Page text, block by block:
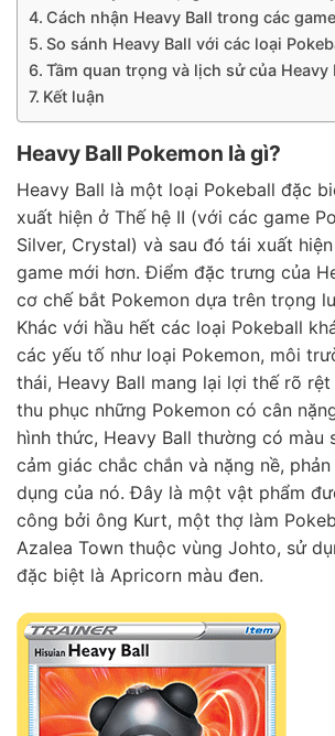
Cách nhận Heavy Ball trong các
So sánh Heavy Ball với các loại
Tầm quan trọng và lịch sử của Heavy
Kết luận
Heavy Ball Pokemon là gì?
Heavy Ball là một loại Pokeball đặc
xuất hiện ở Thế hệ II (với các game
Silver, Crystal) và sau đó tái xuất
game mới hơn. Điểm đặc trưng của
cơ chế bắt Pokemon dựa trên trọng
Khác với hầu hết các loại Pokeball
các yếu tố như loại Pokemon, môi
thái, Heavy Ball mang lại lợi thế rõ
thu phục những Pokemon có cân
hình thức, Heavy Ball thường có màu
cảm giác chắc chắn và nặng nề,
dụng của nó. Đây là một vật phẩm
công bởi ông Kurt, một thợ làm
Azalea Town thuộc vùng Johto, sử
đặc biệt là Apricorn màu đen.